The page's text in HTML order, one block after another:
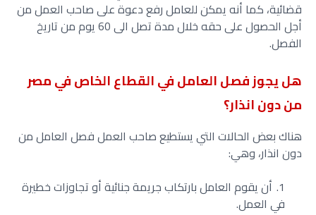
قضائية، كما أنه يمكن للعامل رفع دعوة على صاحب العمل من
أجل الحصول على حقه خلال مدة تصل الى 60 يوم من تاريخ
الفصل.
هل يجوز فصل العامل في القطاع الخاص في مصر
من دون انذار؟
هناك بعض الحالات التي يستطيع صاحب العمل فصل العامل من
دون انذار، وهي:
أن يقوم العامل بارتكاب جريمة جنائية أو تجاوزات خطيرة
في العمل.